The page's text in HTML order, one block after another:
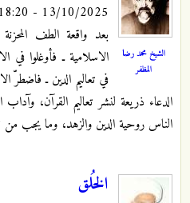
الشيخ محمد رضا
المظفر
13/10/2025 - 18:20
بعد واقعة الطف
الاسلامية ـ فأوغلوا في
في تعاليم الدين ـ فاضطرّ
الدعاء ذريعة لنشر تعاليم القرآن،
الناس روحية الدين والزهد، وما يجب
الخُلق